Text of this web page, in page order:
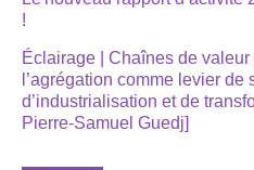
!
Éclairage | Chaînes de
l’agrégation comme levier de
d’industrialisation et de
Pierre-Samuel Guedj]